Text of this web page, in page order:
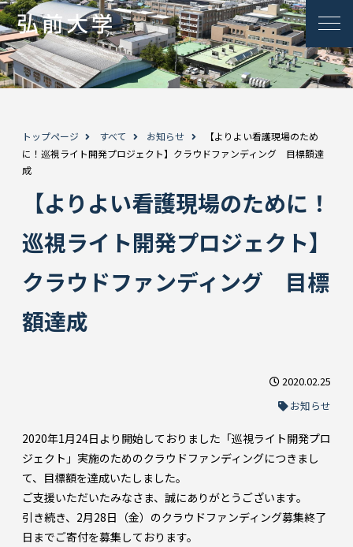
トップページ すべて お知らせ
【よりよい看護現場のため
に！巡視ライト開発プロジェクト】クラウドファンディング 目標額達
成
【よりよい看護現場のために！
巡視ライト開発プロジェクト】
クラウドファンディング 目標
額達成
2020.02.25
お知らせ
2020年1月24日より開始しておりました「巡視ライト開発プロ
ジェクト」実施のためのクラウドファンディングにつきまし
て、目標額を達成いたしました。
ご支援いただいたみなさま、誠にありがとうございます。
引き続き、2月28日（金）のクラウドファンディング募集終了
日までご寄付を募集しております。